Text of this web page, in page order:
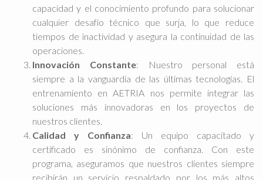
capacidad y el conocimiento profundo para solucionar
cualquier desafío técnico que surja, lo que reduce
tiempos de inactividad y asegura la continuidad de las
operaciones.
Innovación Constante: Nuestro personal está
siempre a la vanguardia de las últimas tecnologías. El
entrenamiento en AETRIA nos permite integrar las
soluciones más innovadoras en los proyectos de
nuestros clientes.
Calidad y Confianza: Un equipo capacitado y
certificado es sinónimo de confianza. Con este
programa, aseguramos que nuestros clientes siempre
recibirán un servicio respaldado por los más altos